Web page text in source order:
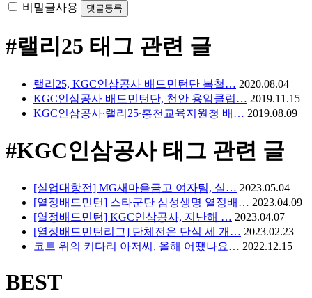
비밀글사용
#랠리25 태그 관련 글
랠리25, KGC인삼공사 배드민턴단 봄철… 2020.08.04
KGC인삼공사 배드민턴단, 천안 용암클럽… 2019.11.15
KGC인삼공사∙랠리25∙홍천교육지원청 배… 2019.08.09
#KGC인삼공사태그 관련 글
[실업대항전] MG새마을금고 여자팀, 실… 2023.05.04
[열정배드민턴] 스타군단 삼성생명 열정배… 2023.04.09
[열정배드민턴] KGC인삼공사, 지난해 … 2023.04.07
[열정배드민턴리그] 단체전은 단식 세 개… 2023.02.23
코트 위의 키다리 아저씨, 올해 어땠나요… 2022.12.15
BEST